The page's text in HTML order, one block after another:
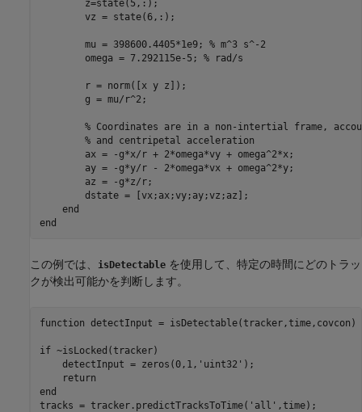
        z=state(5,:);
        vz = state(6,:);
        mu = 398600.4405*1e9;
% m^3 s^-2
        omega = 7.292115e-5;
% rad/s
        r = norm([x y z]);
        g = mu/r^2;
% Coordinates are in a non-intertial frame,
% and centripetal acceleration
        ax = -g*x/r + 2*omega*vy + omega^2*x;
        ay = -g*y/r - 2*omega*vx + omega^2*y;
        az = -g*z/r;
        dstate = [vx;ax;vy;ay;vz;az];
end
end
この例では、 isDetectable を使用して、特定の時間にどのトラッ
クが検出可能かを判断します。
function detectInput = isDetectable(tracker,time,covcon)
if ~isLocked(tracker)
    detectInput = zeros(0,1,
'uint32' );
return
end
tracks = tracker.predictTracksToTime( 'all'